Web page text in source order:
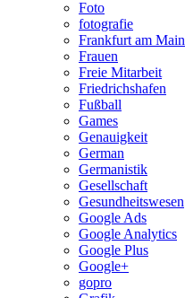
Foto
fotografie
Frankfurt am Main
Frauen
Freie Mitarbeit
Friedrichshafen
Fußball
Games
Genauigkeit
German
Germanistik
Gesellschaft
Gesundheitswesen
Google Ads
Google Analytics
Google Plus
Google+
gopro